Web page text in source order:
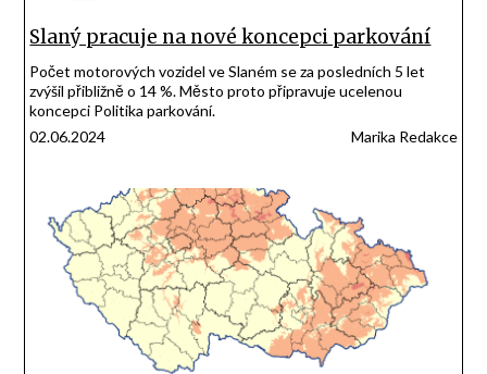
Slaný pracuje na nové koncepci parkování
Počet motorových vozidel ve Slaném se za posledních 5 let
zvýšil přibližně o 14 %. Město proto připravuje ucelenou
koncepci Politika parkování.
02.06.2024
Marika Redakce